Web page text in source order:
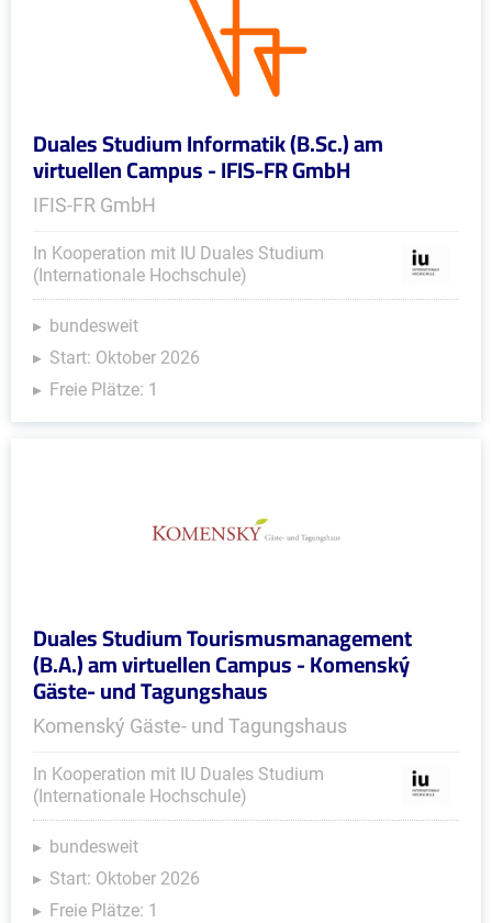
Duales Studium Informatik (B.Sc.) am
virtuellen Campus - IFIS-FR GmbH
IFIS-FR GmbH
In Kooperation mit IU Duales Studium
(Internationale Hochschule)
bundesweit
Start: Oktober 2026
Freie Plätze: 1
Duales Studium Tourismusmanagement
(B.A.) am virtuellen Campus - Komenský
Gäste- und Tagungshaus
Komenský Gäste- und Tagungshaus
In Kooperation mit IU Duales Studium
(Internationale Hochschule)
bundesweit
Start: Oktober 2026
Freie Plätze: 1